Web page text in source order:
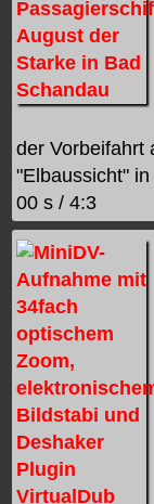
der Vorbeifahrt
"Elbaussicht"
00 s / 4:3